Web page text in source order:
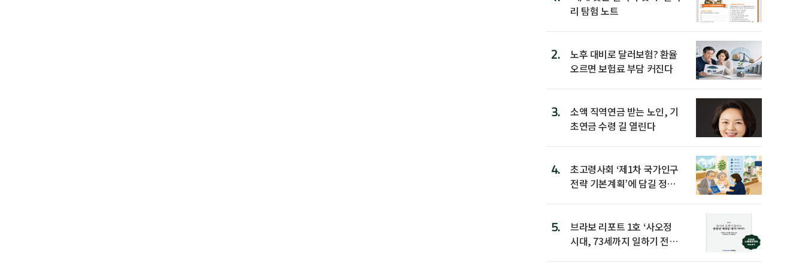
리 탐험 노트
2.
노후 대비로 달러보험? 환율
오르면 보험료 부담 커진다
3.
소액 직역연금 받는 노인, 기
초연금 수령 길 열린다
4.
초고령사회 ‘제1차 국가인구
전략 기본계획’에 담길 정책
5.
브라보 리포트 1호 ‘사오정
시대, 73세까지 일하기 전략’